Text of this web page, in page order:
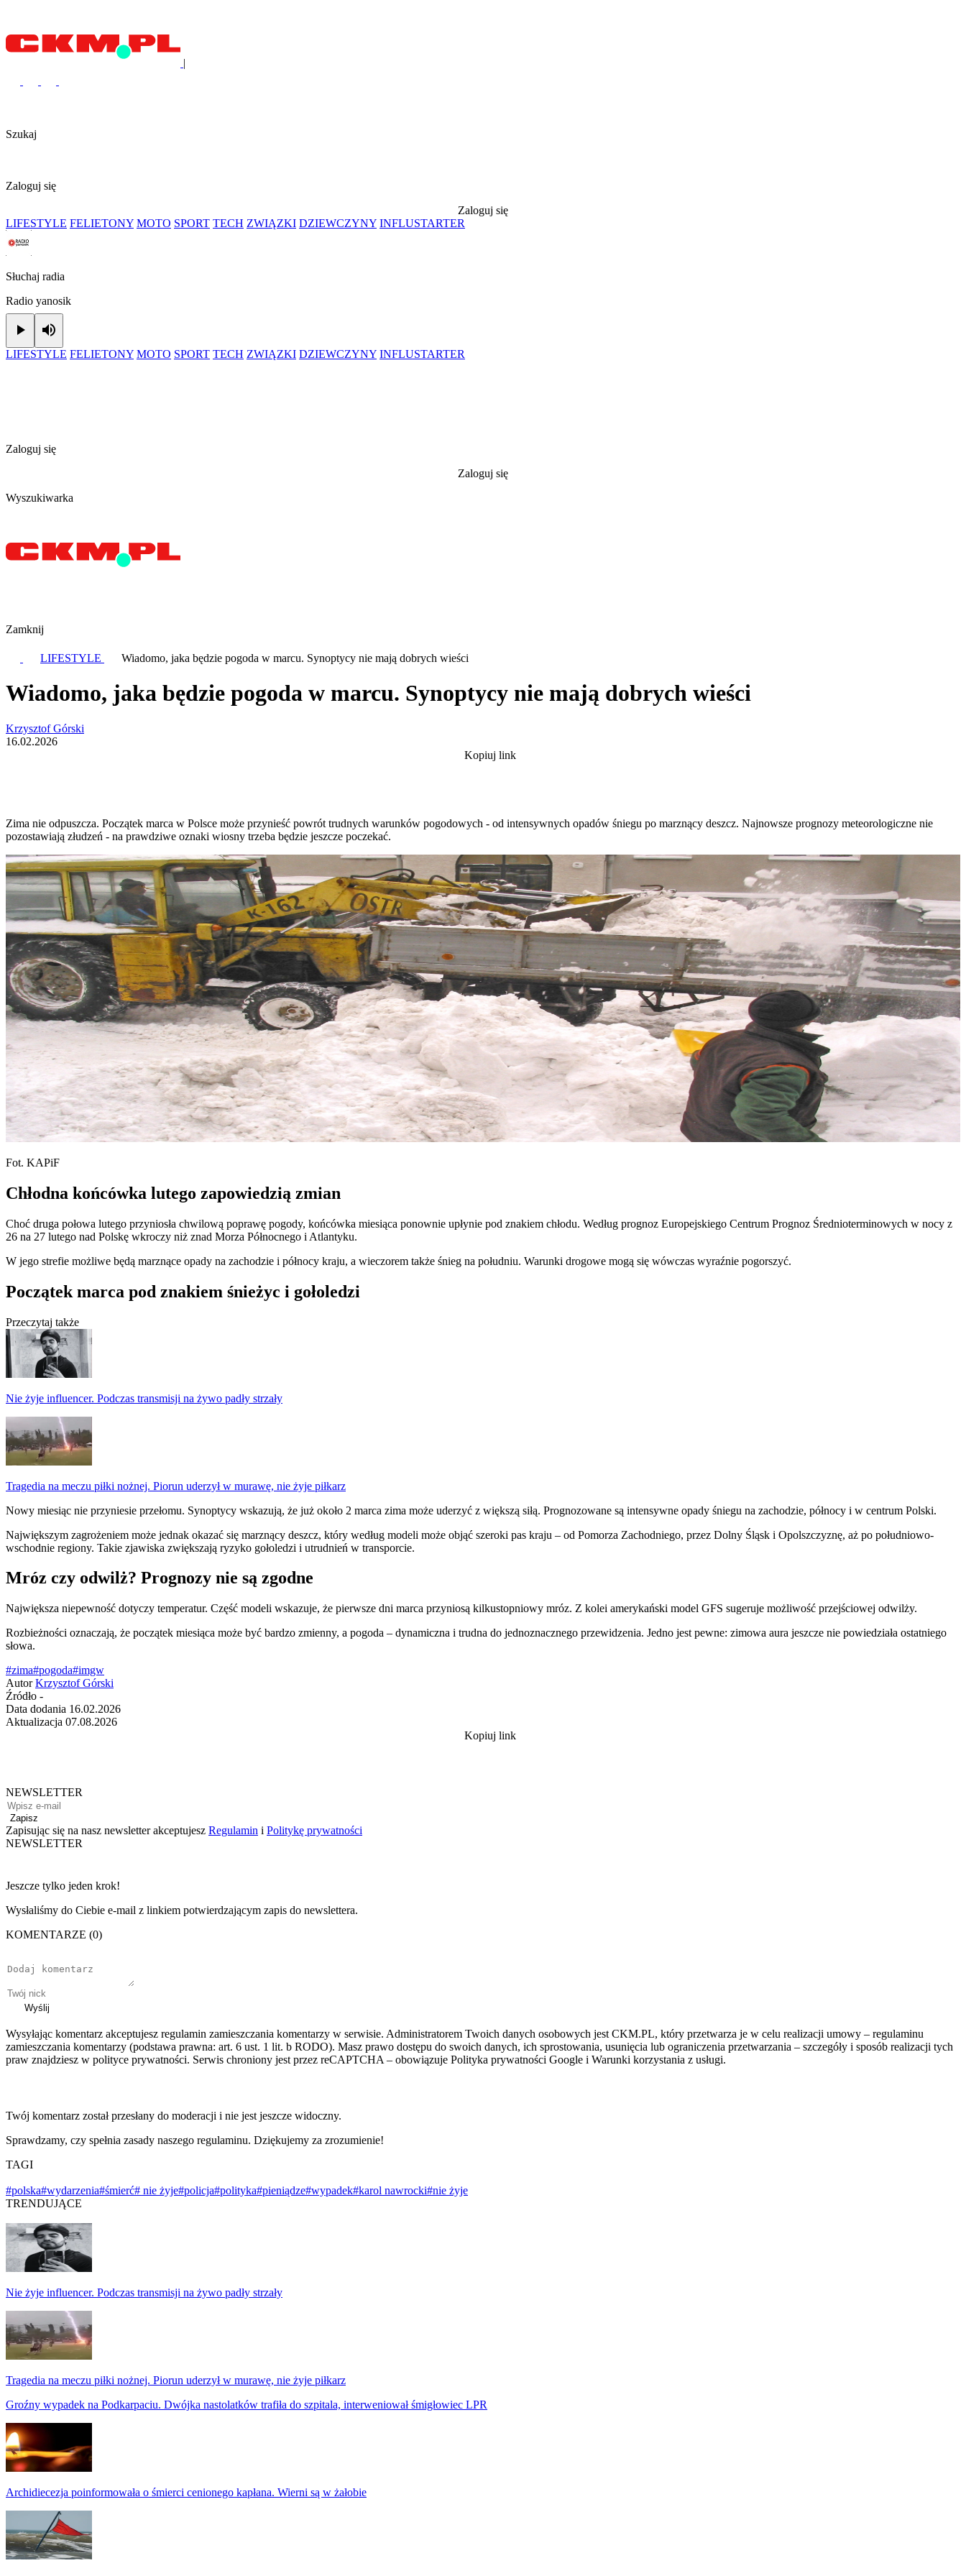
|
Szukaj
Zaloguj się
Zaloguj się
LIFESTYLE FELIETONY MOTO SPORT TECH ZWIĄZKI DZIEWCZYNY INFLUSTARTER
Słuchaj radia
Radio yanosik
Play
LIFESTYLE FELIETONY MOTO SPORT TECH ZWIĄZKI DZIEWCZYNY INFLUSTARTER
Zaloguj się
Zaloguj się
Wyszukiwarka
Zamknij
LIFESTYLE Wiadomo, jaka będzie pogoda w marcu. Synoptycy nie mają dobrych wieści
Wiadomo, jaka będzie pogoda w marcu. Synoptycy nie mają dobrych wieści
Krzysztof Górski
16.02.2026
Kopiuj link
Zima nie odpuszcza. Początek marca w Polsce może przynieść powrót trudnych warunków pogodowych - od intensywnych opadów śniegu po marznący deszcz. Najnowsze prognozy meteorologiczne nie
pozostawiają złudzeń - na prawdziwe oznaki wiosny trzeba będzie jeszcze poczekać.
Fot. KAPiF
Chłodna końcówka lutego zapowiedzią zmian
Choć druga połowa lutego przyniosła chwilową poprawę pogody, końcówka miesiąca ponownie upłynie pod znakiem chłodu. Według prognoz Europejskiego Centrum Prognoz Średnioterminowych w nocy z
26 na 27 lutego nad Polskę wkroczy niż znad Morza Północnego i Atlantyku.
W jego strefie możliwe będą marznące opady na zachodzie i północy kraju, a wieczorem także śnieg na południu. Warunki drogowe mogą się wówczas wyraźnie pogorszyć.
Początek marca pod znakiem śnieżyc i gołoledzi
Przeczytaj także
Nie żyje influencer. Podczas transmisji na żywo padły strzały
Tragedia na meczu piłki nożnej. Piorun uderzył w murawę, nie żyje piłkarz
Nowy miesiąc nie przyniesie przełomu. Synoptycy wskazują, że już około 2 marca zima może uderzyć z większą siłą. Prognozowane są intensywne opady śniegu na zachodzie, północy i w centrum Polski.
Największym zagrożeniem może jednak okazać się marznący deszcz, który według modeli może objąć szeroki pas kraju – od Pomorza Zachodniego, przez Dolny Śląsk i Opolszczyznę, aż po południowo-
wschodnie regiony. Takie zjawiska zwiększają ryzyko gołoledzi i utrudnień w transporcie.
Mróz czy odwilż? Prognozy nie są zgodne
Największa niepewność dotyczy temperatur. Część modeli wskazuje, że pierwsze dni marca przyniosą kilkustopniowy mróz. Z kolei amerykański model GFS sugeruje możliwość przejściowej odwilży.
Rozbieżności oznaczają, że początek miesiąca może być bardzo zmienny, a pogoda – dynamiczna i trudna do jednoznacznego przewidzenia. Jedno jest pewne: zimowa aura jeszcze nie powiedziała ostatniego
słowa.
#zima#pogoda#imgw
Autor Krzysztof Górski
Źródło -
Data dodania 16.02.2026
Aktualizacja 07.08.2026
Kopiuj link
NEWSLETTER
Zapisz
Zapisując się na nasz newsletter akceptujesz Regulamin i Politykę prywatności
NEWSLETTER
Jeszcze tylko jeden krok!
Wysłaliśmy do Ciebie e-mail z linkiem potwierdzającym zapis do newslettera.
KOMENTARZE (0)
Wyślij
Wysyłając komentarz akceptujesz regulamin zamieszczania komentarzy w serwisie. Administratorem Twoich danych osobowych jest CKM.PL, który przetwarza je w celu realizacji umowy – regulaminu
zamieszczania komentarzy (podstawa prawna: art. 6 ust. 1 lit. b RODO). Masz prawo dostępu do swoich danych, ich sprostowania, usunięcia lub ograniczenia przetwarzania – szczegóły i sposób realizacji tych
praw znajdziesz w polityce prywatności. Serwis chroniony jest przez reCAPTCHA – obowiązuje Polityka prywatności Google i Warunki korzystania z usługi.
Twój komentarz został przesłany do moderacji i nie jest jeszcze widoczny.
Sprawdzamy, czy spełnia zasady naszego regulaminu. Dziękujemy za zrozumienie!
TAGI
#polska#wydarzenia#śmierć# nie żyje#policja#polityka#pieniądze#wypadek#karol nawrocki#nie żyje
TRENDUJĄCE
Nie żyje influencer. Podczas transmisji na żywo padły strzały
Tragedia na meczu piłki nożnej. Piorun uderzył w murawę, nie żyje piłkarz
Groźny wypadek na Podkarpaciu. Dwójka nastolatków trafiła do szpitala, interweniował śmigłowiec LPR
Archidiecezja poinformowała o śmierci cenionego kapłana. Wierni są w żałobie